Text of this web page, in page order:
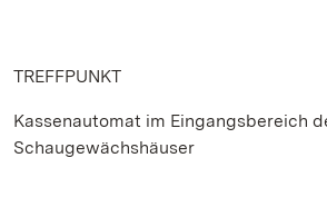
TREFFPUNKT
Kassenautomat im Eingangsbereich
Schaugewächshäuser